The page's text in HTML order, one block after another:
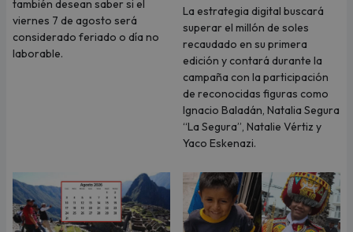
también desean saber si el
viernes 7 de agosto será
considerado feriado o día no
laborable.
La estrategia digital buscará
superar el millón de soles
recaudado en su primera
edición y contará durante la
campaña con la participación
de reconocidas figuras como
Ignacio Baladán, Natalia Segura
“La Segura”, Natalie Vértiz y
Yaco Eskenazi.